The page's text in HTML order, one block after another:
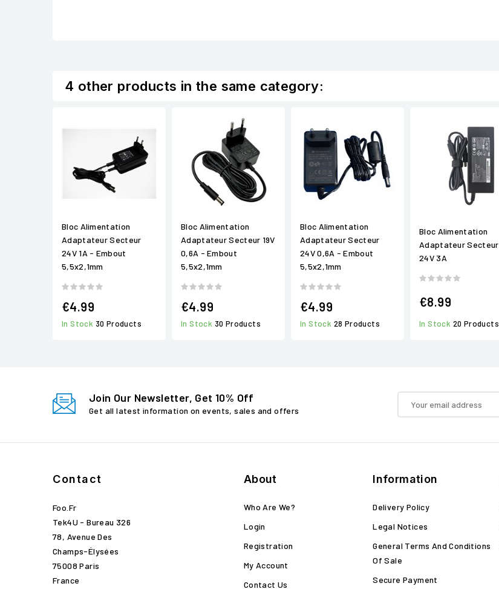
4 other products in the same category:
Bloc Alimentation
Adaptateur Secteur
24V 1A - Embout
5,5x2,1mm
€4.99
In Stock 30 Products
Bloc Alimentation
Adaptateur Secteur 19V
0,6A - Embout
5,5x2,1mm
€4.99
In Stock 30 Products
Bloc Alimentation
Adaptateur Secteur
24V 0,6A - Embout
5,5x2,1mm
€4.99
In Stock 28 Products
Bloc Alimentation
Adaptateur Secteur
24V 3A
€8.99
In Stock 20 Products
Join Our Newsletter, Get 10% Off
Get all latest information on events, sales and offers
Contact
Foo.fr
Tek4U - Bureau 326
78, Avenue Des
Champs-Élysées
75008 Paris
France
About
Who Are We?
Login
Registration
My Account
Contact Us
Information
Delivery Policy
Legal Notices
General Terms And Conditions
Of Sale
Secure Payment